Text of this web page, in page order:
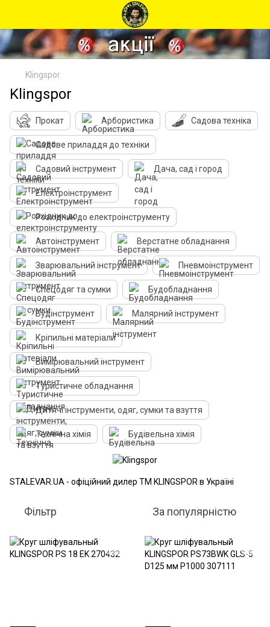
Klingspor
Klingspor
Прокат Арбористика Садова техніка
Садове приладдя до техніки
Садовий інструмент Дача, сад і город
Електроінструмент
Розхідник до електроінструменту
Автоінструмент Верстатне обладнання
Зварювальний інструмент Пневмоінструмент
Спецодяг та сумки Будобладнання
Будінструмент Малярний інструмент
Кріпильні матеріали
Вимірювальний інструмент
Туристичне обладнання
Дитячі інструменти, одяг, сумки та взуття
Технічна хімія Будівельна хімія
STALEVAR.UA - офіційний дилер ТМ KLINGSPOR в Україні
Фільтр За популярністю